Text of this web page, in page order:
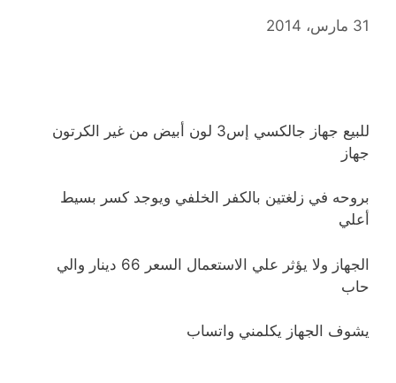
31 مارس، 2014
للبيع جهاز جالكسي إس3 لون أبيض من غير الكرتون
جهاز
بروحه في زلغتين بالكفر الخلفي ويوجد كسر بسيط
أعلي
الجهاز ولا يؤثر علي الاستعمال السعر 66 دينار والي
حاب
يشوف الجهاز يكلمني واتساب